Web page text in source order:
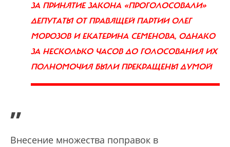
ЗА ПРИНЯТИЕ ЗАКОНА «ПРОГОЛОСОВАЛИ»
ДЕПУТАТЫ ОТ ПРАВЯЩЕЙ ПАРТИИ ОЛЕГ
МОРОЗОВ И ЕКАТЕРИНА СЕМЕНОВА, ОДНАКО
ЗА НЕСКОЛЬКО ЧАСОВ ДО ГОЛОСОВАНИЯ ИХ
ПОЛНОМОЧИЯ БЫЛИ ПРЕКРАЩЕНЫ ДУМОЙ
”
Внесение множества поправок в